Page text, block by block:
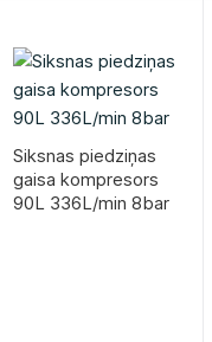
Siksnas piedziņas
gaisa kompresors
90L 336L/min 8bar